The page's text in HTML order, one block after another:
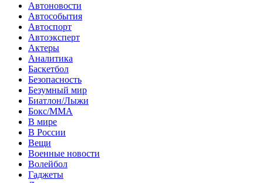
Автоновости
Автособытия
Автоспорт
Автоэксперт
Актеры
Аналитика
Баскетбол
Безопасность
Безумный мир
Биатлон/Лыжи
Бокс/MMA
В мире
В России
Вещи
Военные новости
Волейбол
Гаджеты